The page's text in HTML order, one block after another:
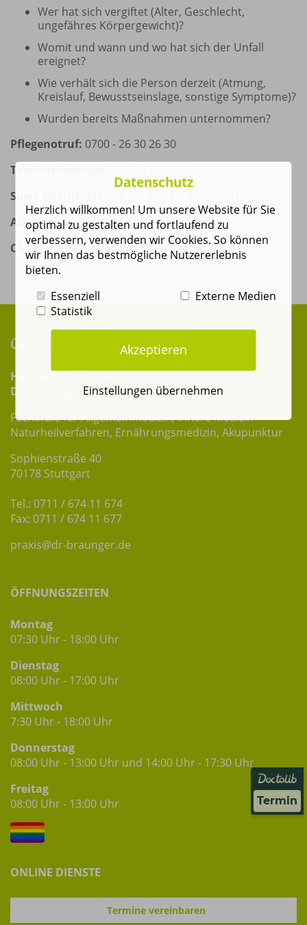
Wer hat sich vergiftet (Alter, Geschlecht,
ungefähres Körpergewicht)?
Womit und wann und wo hat sich der Unfall
ereignet?
Wie verhält sich die Person derzeit (Atmung,
Kreislauf, Bewusstseinslage, sonstige Symptome)?
Wurden bereits Maßnahmen unternommen?
Pflege­not­­ruf: 0700 - 26 30 26 30
Telefonseelsorge:
Sperr-Notruf:
ADAC:0180 - 2 22 22 22
Corona-Impf-Hotline unserer Praxis: 0711 607345
ÜBER UNS
Hausärztliche Praxis
Dr. Braunger & Kollegen
Fachärzte für Allgemeinmedizin, Innere Medizin
Naturheilverfahren, Ernährungsmedizin, Akupunktur
Sophienstraße 40
70178 Stuttgart
Tel.: 0711 / 674 11 674
Fax: 0711 / 674 11 677
praxis@dr-braunger.de
ÖFFNUNGSZEITEN
Montag
07:30 Uhr - 18:00 Uhr
Dienstag
08:00 Uhr - 17:00 Uhr
Mittwoch
7:30 Uhr - 18:00 Uhr
Donnerstag
08:00 Uhr - 13:00 Uhr und 14:00 Uhr - 17:30 Uhr
Freitag
08:00 Uhr - 13:00 Uhr
ONLINE DIENSTE
Termine vereinbaren
Termin
Datenschutz
Herzlich willkommen! Um unsere Website für Sie
optimal zu gestalten und fortlaufend zu
verbessern, verwenden wir Cookies. So können
wir Ihnen das bestmögliche Nutzererlebnis
bieten.
Essenziell
Externe Medien
Statistik
Akzeptieren
Einstellungen übernehmen